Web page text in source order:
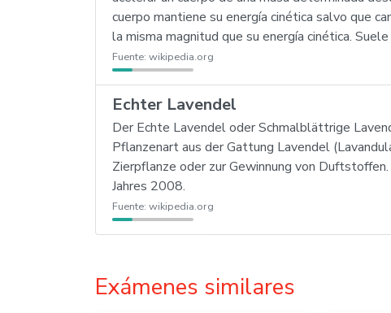
cuerpo mantiene su energía cinética salvo que
la misma magnitud que su energía cinética.
Fuente: wikipedia.org
Echter Lavendel
Der Echte Lavendel oder Schmalblättrige
Pflanzenart aus der Gattung Lavendel
Zierpflanze oder zur Gewinnung von
Jahres 2008.
Fuente: wikipedia.org
Exámenes similares